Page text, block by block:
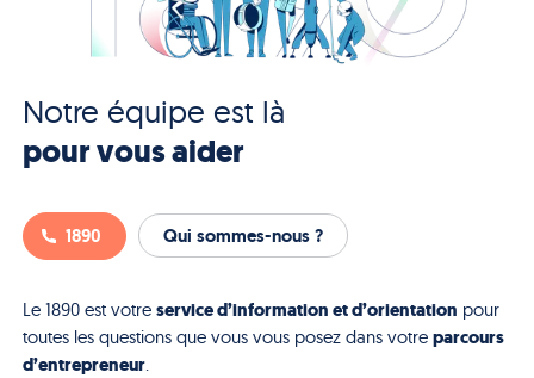
Notre équipe est là
pour vous aider
1890 Qui sommes-nous ?
Le 1890 est votre service d’information et d’orientation pour
toutes les questions que vous vous posez dans votre parcours
d’entrepreneur.